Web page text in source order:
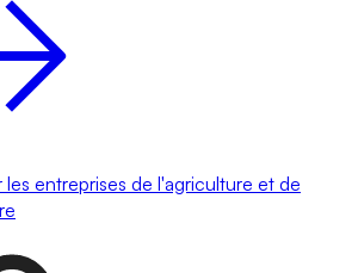
les entreprises de l'agriculture et de